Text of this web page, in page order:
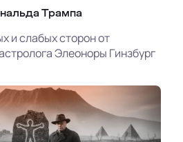
Трампа
и слабых сторон от
Элеоноры Гинзбург